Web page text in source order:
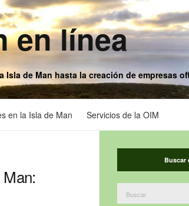
en línea
de Man hasta la creación de empresas
en la Isla de Man Servicios de la OIM
Buscar